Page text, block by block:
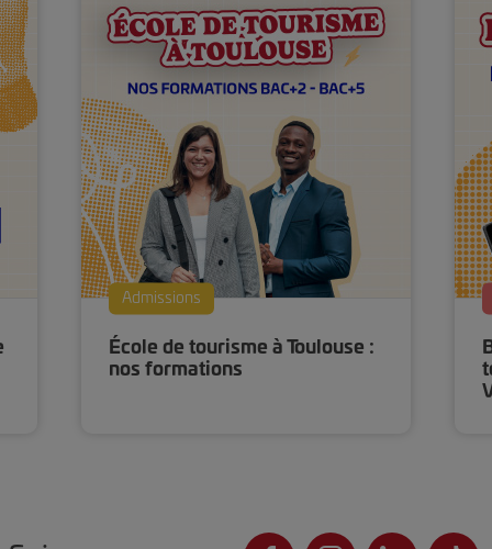
Admissions
École de tourisme à Toulouse :
nos formations